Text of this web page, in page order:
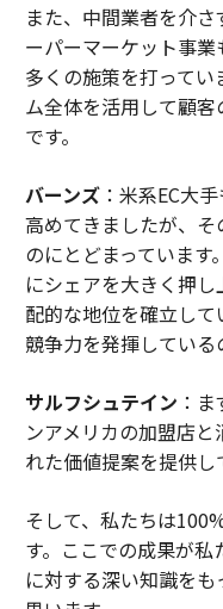
また、中間業者を介
ーパーマーケット事
多くの施策を打って
ム全体を活用して顧
です。
バーンズ：米系EC大
高めてきましたが、
のにとどまっていま
にシェアを大きく押
配的な地位を確立して
競争力を発揮している
サルフシュテイン ：
ンアメリカの加盟店
れた価値提案を提供し
そして、私たちは
す。ここでの成果が
に対する深い知識を